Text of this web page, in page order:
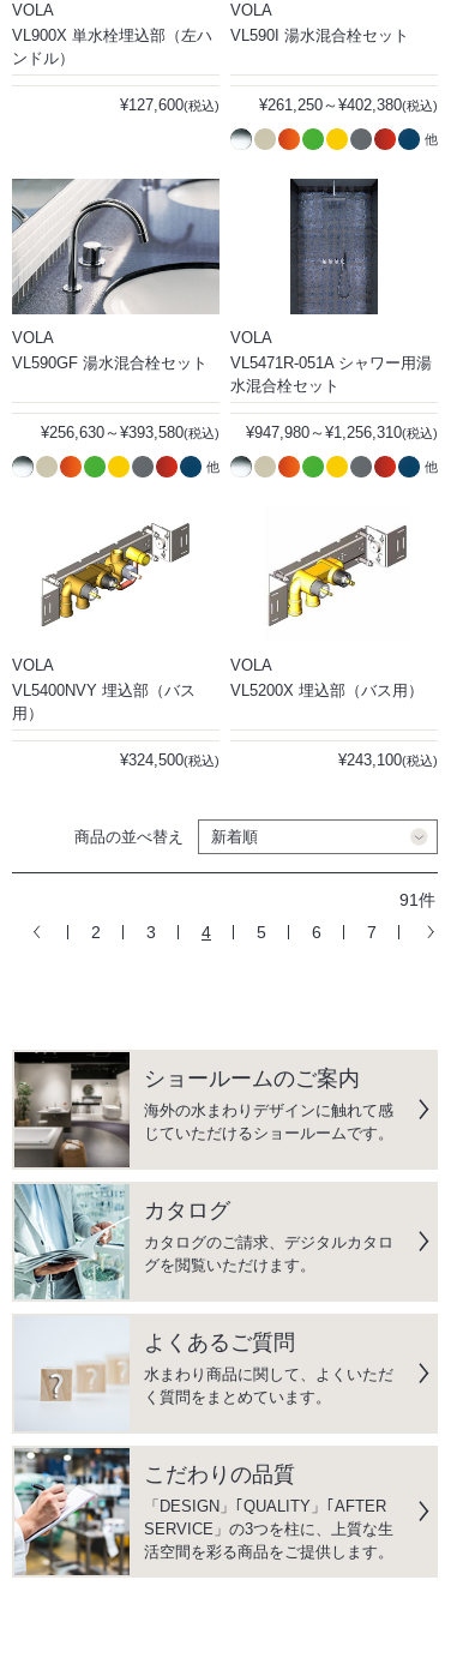
VOLA
VL900X 単水栓埋込部（左ハ
ンドル）
¥127,600(税込)
VOLA
VL590I 湯水混合栓セット
¥261,250～¥402,380(税込)
他
VOLA
VL590GF 湯水混合栓セット
¥256,630～¥393,580(税込)
他
VOLA
VL5471R-051A シャワー用湯
水混合栓セット
¥947,980～¥1,256,310(税込)
他
VOLA
VL5400NVY 埋込部（バス
用）
¥324,500(税込)
VOLA
VL5200X 埋込部（バス用）
¥243,100(税込)
商品の並べ替え
91件
2
3 4 5 6 7
ショールームのご案内
海外の水まわりデザインに触れて感
じていただけるショールームです。
カタログ
カタログのご請求、デジタルカタロ
グを閲覧いただけます。
よくあるご質問
水まわり商品に関して、よくいただ
く質問をまとめています。
こだわりの品質
「DESIGN」｢QUALITY」｢AFTER
SERVICE」の3つを柱に、上質な生
活空間を彩る商品をご提供します。